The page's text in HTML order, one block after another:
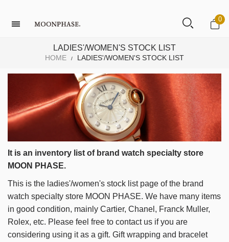
0
LADIES'/WOMEN'S STOCK LIST
HOME / LADIES'/WOMEN'S STOCK LIST
It is an inventory list of brand watch specialty store
MOON PHASE.
This is the ladies'/women's stock list page of the brand
watch specialty store MOON PHASE. We have many items
in good condition, mainly Cartier, Chanel, Franck Muller,
Rolex, etc. Please feel free to contact us if you are
considering using it as a gift. Gift wrapping and bracelet